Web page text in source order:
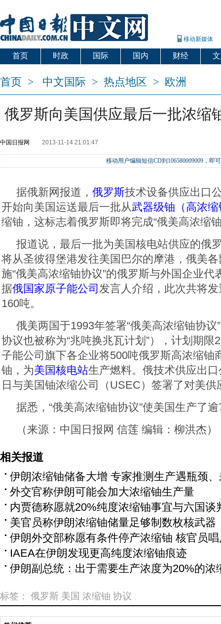
移动新媒体
首页 时政 国际 国内 财经
首页 > 中文国际 > 热点地区 > 欧洲
俄罗斯向美国供应最后一批浓缩
中国日报网 2013-11-14 21:01:47
移动用户编辑短信CD到106580009009，即
据俄新网报道， 俄罗斯技术设备供应出口
开始向美国运送最后一批从武器级铀（高浓
缩铀，这标志着俄罗斯即将完成“俄美高浓缩
报道说，最后一批为美国核电站供应的俄
将从圣彼得堡港发往美国巴尔的摩港，俄美
施“俄美高浓缩铀协议”的俄罗斯与外国企业代
据俄国家原子能公司 发言人介绍，此次共将
160吨。
俄美两国于1993年签署“俄美高浓缩铀协议
协议也被称为“兆吨换兆瓦计划”），计划期限
子能公司旗下各企业将500吨俄罗斯高浓缩铀
铀，为美国核电站生产燃料。俄技术供应出
日与美国铀浓缩公司（USEC）签署了对美
据悉，“俄美高浓缩铀协议”使美国生产了
（来源：中国日报网 信莲 编辑：柳洪杰）
相关报道
伊朗浓缩铀储备大增 专家推测生产遇瓶颈
外交官称伊朗可能会加大浓缩铀生产量
内贾德称愿就20%纯度浓缩铀事宜与六国谈
美官员称伊朗浓缩铀储量足够制数枚核武器
伊朗外交部称愿有条件停产浓缩铀 核官员
IAEA在伊朗发现更高纯度浓缩铀痕迹
伊朗副总统：出于需要生产浓度为20%的浓
标签： 俄罗斯 美国 浓缩铀 协议